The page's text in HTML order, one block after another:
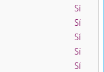
Sí
Sí
Sí
Sí
Sí